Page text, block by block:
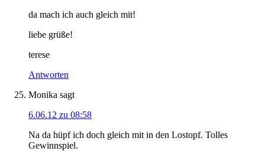
da mach ich auch gleich mit!
liebe grüße!
terese
Antworten
Monika sagt
6.06.12 zu 08:58
Na da hüpf ich doch gleich mit in den Lostopf. Tolles
Gewinnspiel.